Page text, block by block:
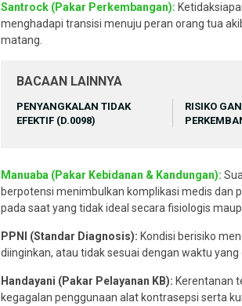
Santrock (Pakar Perkembangan):
menghadapi transisi menuju peran orang tua
matang.
BACAAN LAINNYA
PENYANGKALAN TIDAK
EFEKTIF (D.0098)
RISIKO
Manuaba (Pakar Kebidanan & Kandungan):
berpotensi menimbulkan komplikasi medis dan
pada saat yang tidak ideal secara fisiologis
PPNI (Standar Diagnosis): Kondisi berisiko
diinginkan, atau tidak sesuai dengan waktu yang
Handayani (Pakar Pelayanan KB): Kerentanan
kegagalan penggunaan alat kontrasepsi serta